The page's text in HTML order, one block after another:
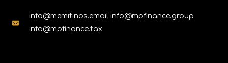
info@memitinos.email info@mpfinance.group
info@mpfinance.tax